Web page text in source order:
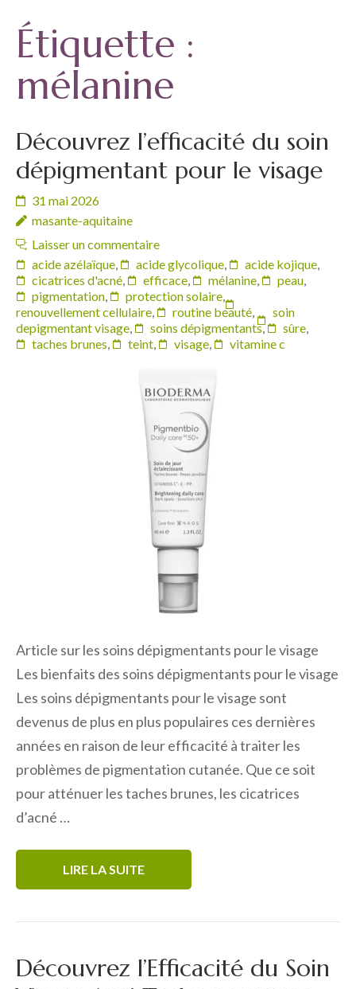
Étiquette :
mélanine
Découvrez l’efficacité du soin
dépigmentant pour le visage
31 mai 2026
masante-aquitaine
Laisser un commentaire
acide azélaïque, acide glycolique, acide kojique,
cicatrices d'acné, efficace, mélanine, peau,
pigmentation, protection solaire,
renouvellement cellulaire, routine beauté,
soin
depigmentant visage, soins dépigmentants, sûre,
taches brunes, teint, visage, vitamine c
Article sur les soins dépigmentants pour le visage
Les bienfaits des soins dépigmentants pour le visage
Les soins dépigmentants pour le visage sont
devenus de plus en plus populaires ces dernières
années en raison de leur efficacité à traiter les
problèmes de pigmentation cutanée. Que ce soit
pour atténuer les taches brunes, les cicatrices
d’acné …
LIRE LA SUITE
Découvrez l’Efficacité du Soin